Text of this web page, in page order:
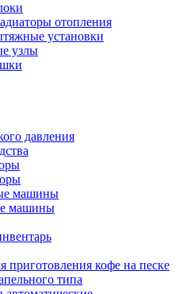
отопления
установки
узлы
давления
машины
машины
приготовления кофе на песке
типа